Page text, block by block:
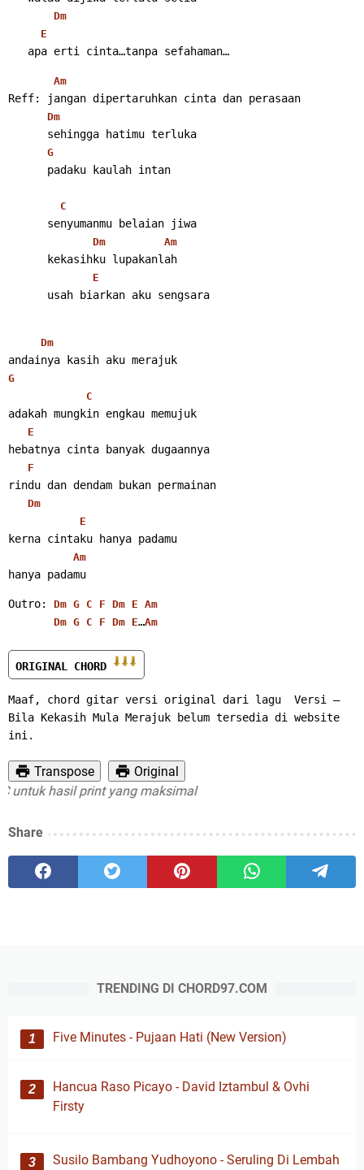
Dm
E
apa erti cinta…tanpa sefahaman…
Am
Reff: jangan dipertaruhkan cinta dan perasaan
Dm
sehingga hatimu terluka
G
padaku kaulah intan
C
senyumanmu belaian jiwa
Dm Am
kekasihku lupakanlah
E
usah biarkan aku sengsara
Dm
andainya kasih aku merajuk
G
C
adakah mungkin engkau memujuk
E
hebatnya cinta banyak dugaannya
F
rindu dan dendam bukan permainan
Dm
E
kerna cintaku hanya padamu
Am
hanya padamu
Outro: Dm G C F Dm E Am
Dm G C F Dm E…Am
ORIGINAL CHORD
Maaf, chord gitar versi original dari lagu  Versi –
Bila Kekasih Mula Merajuk belum tersedia di website
ini.
Transpose
Original
hasil print yang maksimal
Share
TRENDING DI CHORD97.COM
Five Minutes - Pujaan Hati (New Version)
Hancua Raso Picayo - David Iztambul & Ovhi
Firsty
Susilo Bambang Yudhoyono - Seruling Di Lembah